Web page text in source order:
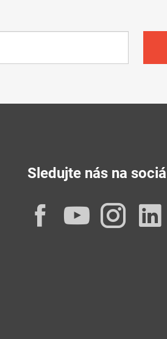
Sledujte nás na
Facebook